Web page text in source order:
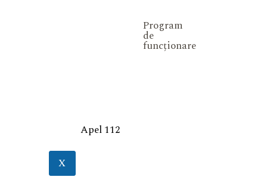
Program
de
funcționare
Apel 112
X